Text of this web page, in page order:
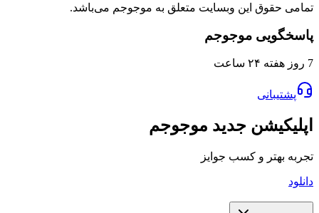
تمامی حقوق این وبسایت متعلق به موجوجم می‌باشد.
پاسخگویی موجوجم
7 روز هفته ۲۴ ساعت
پشتیبانی
اپلیکیشن جدید موجوجم
تجربه بهتر و کسب جوایز
دانلود